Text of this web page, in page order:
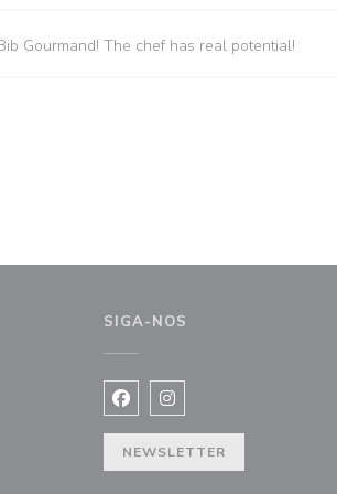
Gourmand! The chef has real potential!
SIGA-NOS
Facebook ((abre numa nova
Instagram ((abre numa
NEWSLETTER